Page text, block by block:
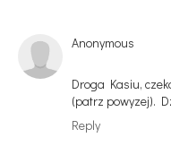
Anonymous
Droga Kasiu,
(patrz powyzej).
Reply